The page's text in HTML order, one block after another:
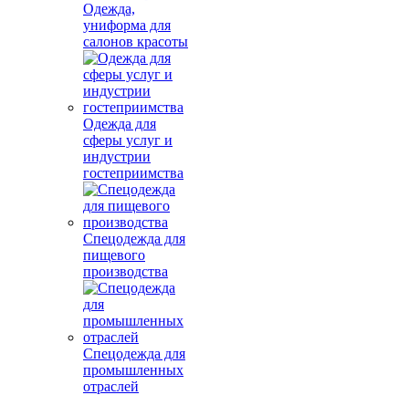
Одежда,
униформа для
салонов красоты
Одежда для
сферы услуг и
индустрии
гостеприимства
Спецодежда для
пищевого
производства
Спецодежда для
промышленных
отраслей